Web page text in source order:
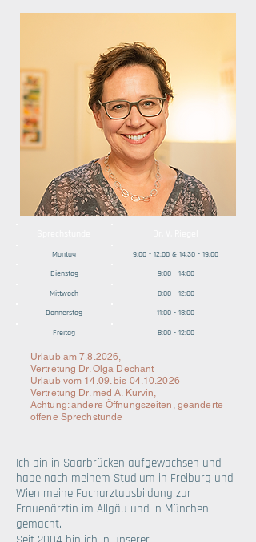
Montag
Dienstag
9:00 - 12:00 & 14:30 - 19:00
9:00 - 14:00
Mittwoch
Donnerstag
8:00 - 12:00
11:00 - 18:00
Freitag 8:00 - 12:00
Urlaub am 7.8.2026,
Vertretung Dr. Olga Dechant
Urlaub vom 14.09. bis 04.10.2026
Vertretung Dr. med A. Kurvin,
Achtung: andere Öffnungszeiten, geänderte
offene Sprechstunde
Ich bin in Saarbrücken aufgewachsen und
habe nach meinem Studium in Freiburg und
Wien meine Facharztausbildung zur
Frauenärztin im Allgäu und in München
gemacht.